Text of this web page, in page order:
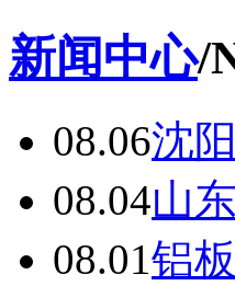
新闻中心/
08.06沈
08.04山
08.01铝